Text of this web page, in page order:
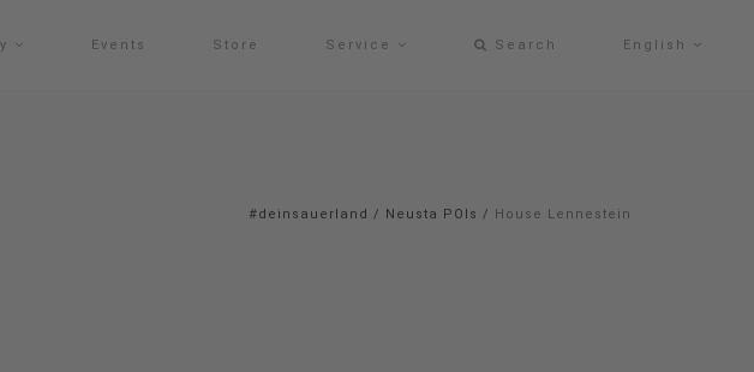
Events Store Service Search English
#deinsauerland / Neusta POIs / House Lennestein